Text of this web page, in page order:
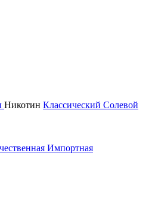
Никотин Классический Солевой
Импортная